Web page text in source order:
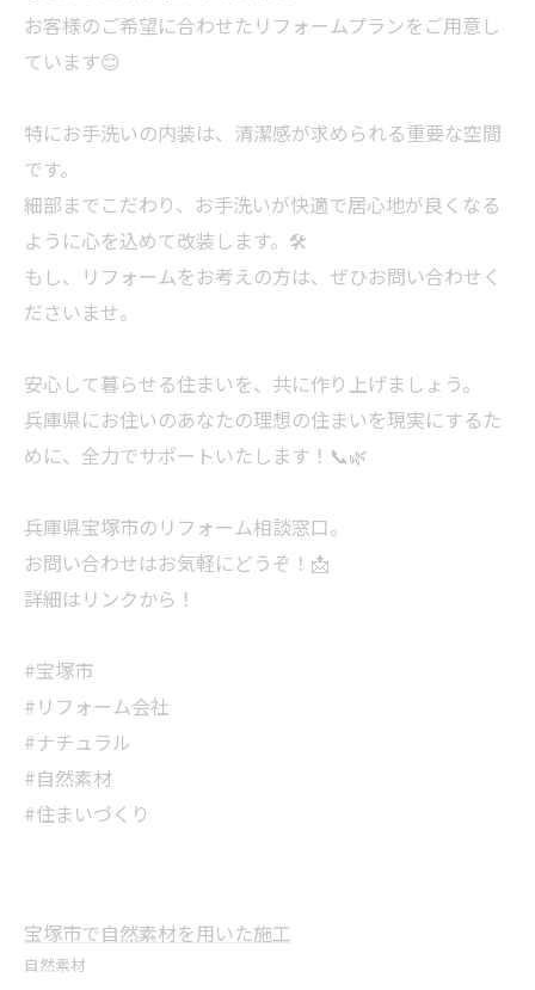
お客様のご希望に合わせたリフォームプランをご用意し
ています😊
特にお手洗いの内装は、清潔感が求められる重要な空間
です。
細部までこだわり、お手洗いが快適で居心地が良くなる
ように心を込めて改装します。🛠️
もし、リフォームをお考えの方は、ぜひお問い合わせく
ださいませ。
安心して暮らせる住まいを、共に作り上げましょう。
兵庫県にお住いのあなたの理想の住まいを現実にするた
めに、全力でサポートいたします！📞🌿
兵庫県宝塚市のリフォーム相談窓口。
お問い合わせはお気軽にどうぞ！📩
詳細はリンクから！
#宝塚市
#リフォーム会社
#ナチュラル
#自然素材
#住まいづくり
宝塚市で自然素材を用いた施工
自然素材